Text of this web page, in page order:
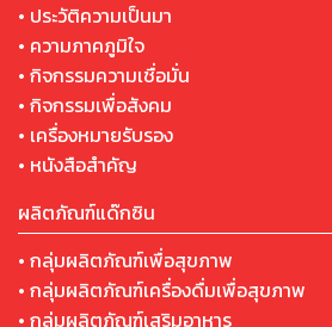
• ประวัติความเป็นมา
• ความภาคภูมิใจ
• กิจกรรมความเชื่อมั่น
• กิจกรรมเพื่อสังคม
• เครื่องหมายรับรอง
• หนังสือสำคัญ
ผลิตภัณฑ์แด๊กซิน
• กลุ่มผลิตภัณฑ์เพื่อสุขภาพ
• กลุ่มผลิตภัณฑ์เครื่องดื่มเพื่อสุขภาพ
• กลุ่มผลิตภัณฑ์เสริมอาหาร